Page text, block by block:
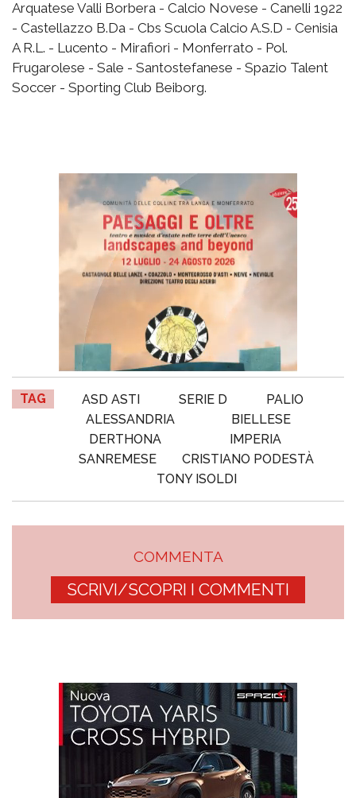
Arquatese Valli Borbera - Calcio Novese - Canelli 1922
- Castellazzo B.Da - Cbs Scuola Calcio A.S.D - Cenisia
A R.L. - Lucento - Mirafiori - Monferrato - Pol.
Frugarolese - Sale - Santostefanese - Spazio Talent
Soccer - Sporting Club Beiborg.
TAG ASD ASTI SERIE D
PALIO
ALESSANDRIA
BIELLESE
DERTHONA
IMPERIA
SANREMESE
CRISTIANO PODESTÀ
TONY ISOLDI
COMMENTA
SCRIVI/SCOPRI I COMMENTI